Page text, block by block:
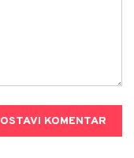
OSTAVI KOMENTAR